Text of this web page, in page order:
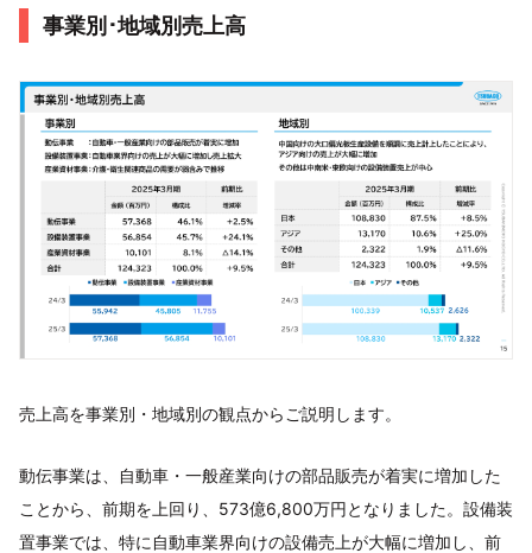
事業別･地域別売上高
売上高を事業別・地域別の観点からご説明します。
動伝事業は、自動車・一般産業向けの部品販売が着実に増加した
ことから、前期を上回り、573億6,800万円となりました。設備装
置事業では、特に自動車業界向けの設備売上が大幅に増加し、前